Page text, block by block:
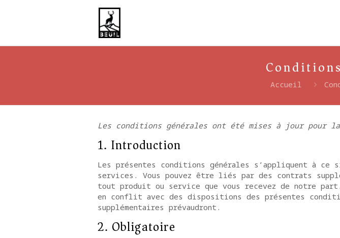
Accueil
Les conditions générales ont été mises à jour pour
1. Introduction
Les présentes conditions générales s’appliquent à
services. Vous pouvez être liés par des contrats
tout produit ou service que vous recevez de notre
en conflit avec des dispositions des présentes
supplémentaires prévaudront.
2. Obligatoire